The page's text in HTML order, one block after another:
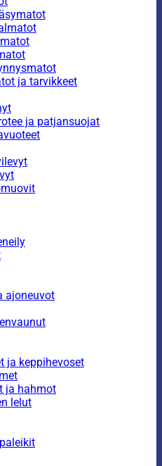
ja tarvikkeet
ja patjansuojat
ajoneuvot
ja keppihevoset
ja hahmot
lelut